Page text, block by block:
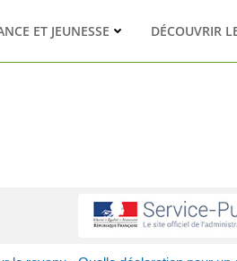
ET JEUNESSE DÉCOUVRIR